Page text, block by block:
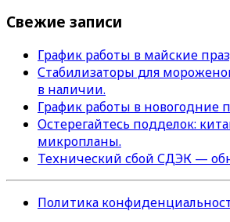
Свежие записи
График работы в майские
Стабилизаторы для
в наличии.
График работы в новогодние
Остерегайтесь подделок:
микропланы.
Технический сбой СДЭК —
Политика